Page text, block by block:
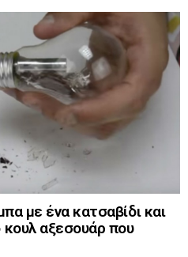
με ένα κατσαβίδι και
αξεσουάρ που